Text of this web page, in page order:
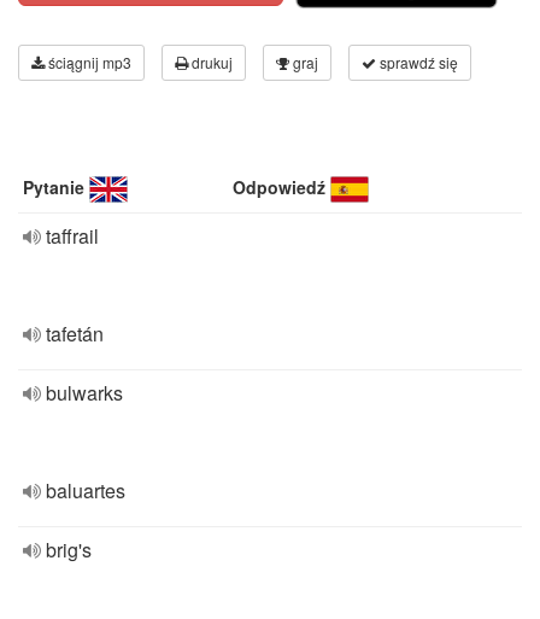
ściągnij mp3 drukuj graj sprawdź się
Pytanie Odpowiedź
taffrail
tafetán
bulwarks
baluartes
brig's